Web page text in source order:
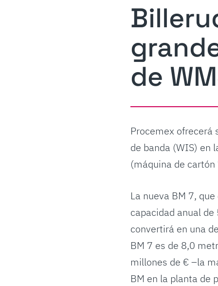
de
Procemex ofrecerá
de banda (WIS) en
(máquina de
La nueva BM 7,
capacidad anual
convertirá en una
BM 7 es de 8,0
millones de € –la
BM en la planta de